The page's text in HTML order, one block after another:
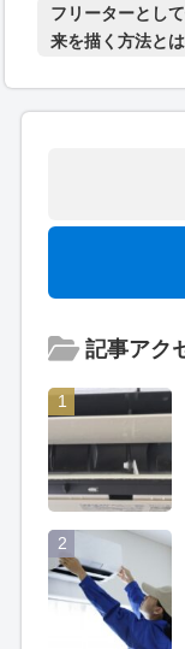
フリーターとし
来を描く方法とは
記事アク
1
2